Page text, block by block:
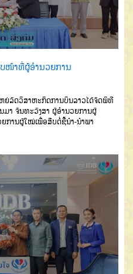
ໜ້າທີ່ຜູ້ອຳນວຍການ
ຍ່ລັດວິສາຫະກິດການບິນລາວໄດ້ຈັດພິທີ
ມາ ຈັນທະວົງສາ ຜູ້ອໍານວຍການຜູ້
ຍການຜູ້ໃໝ່ເພື່ອສືບຕໍ່ຊີ້ນໍາ-ນໍາພາ